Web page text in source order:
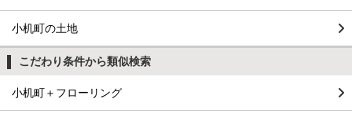
小机町の土地
こだわり条件から類似検索
小机町＋フローリング